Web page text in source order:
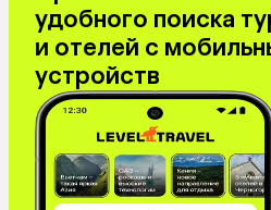
удобного поиска
и отелей с
устройств